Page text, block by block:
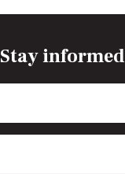
Stay informed